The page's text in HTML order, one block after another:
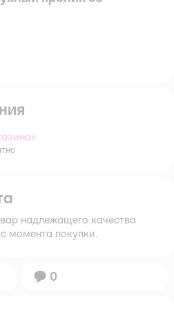
доставки.
надлежащего качества
момента покупки.
Вопросов:
0